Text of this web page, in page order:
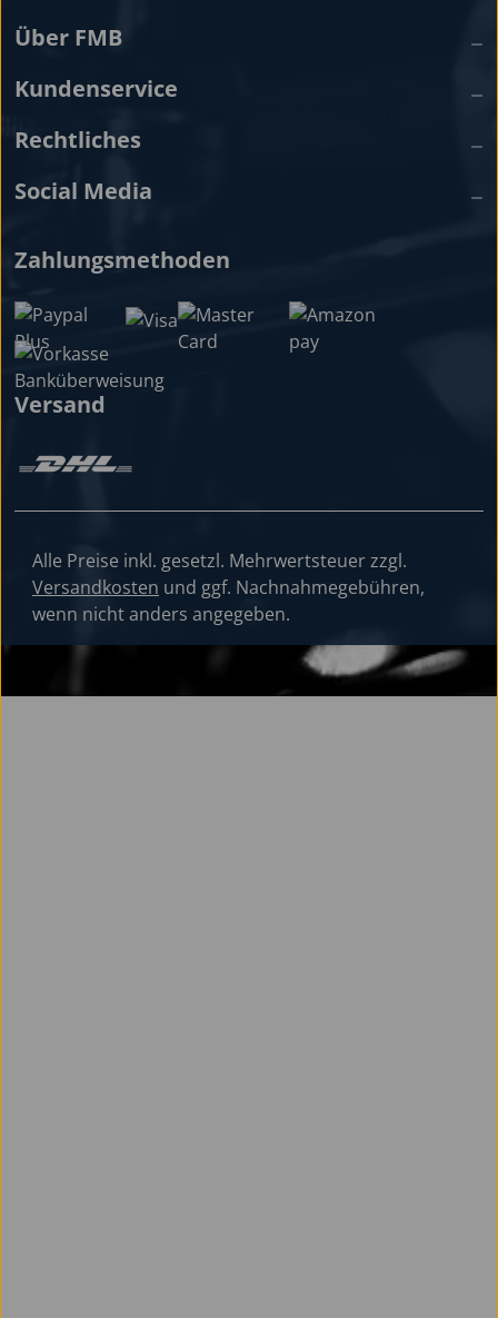
Über FMB
Kundenservice
Rechtliches
Social Media
Zahlungsmethoden
Versand
Alle Preise inkl. gesetzl. Mehrwertsteuer zzgl.
Versandkosten und ggf. Nachnahmegebühren,
wenn nicht anders angegeben.